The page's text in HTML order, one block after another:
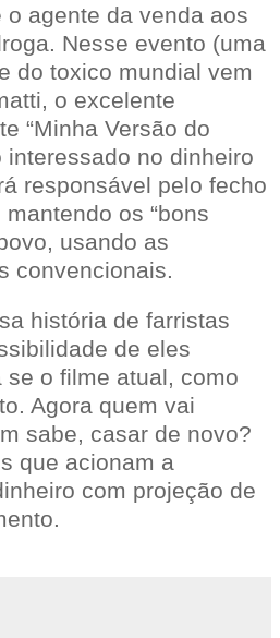
agente da venda aos
Nesse evento (uma
do toxico mundial vem
o excelente
“Minha Versão do
interessado no dinheiro
responsável pelo fecho
os “bons
usando as
convencionais.
história de farristas
de eles
se o filme atual, como
Agora quem vai
sabe, casar de novo?
que acionam a
com projeção de